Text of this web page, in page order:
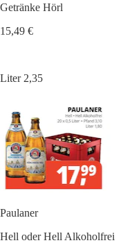
Getränke Hörl
15,49 €
Liter 2,35
Paulaner
Hell oder Hell Alkoholfrei